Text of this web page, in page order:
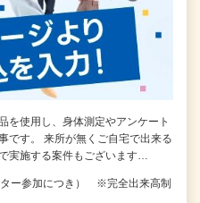
を使用し、身体測定やアンケート
です。 来所が無くご自宅で出来る
実施する案件もございます…
ー参加につき） ※完全出来高制